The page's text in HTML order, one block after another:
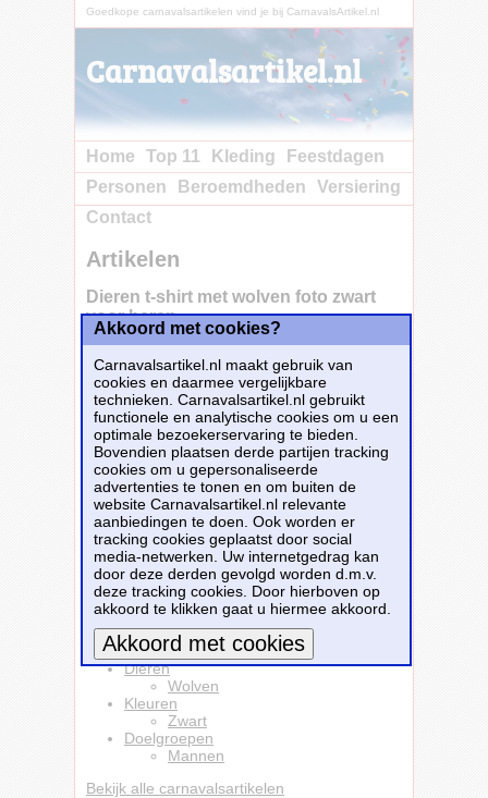
Goedkope carnavalsartikelen vind je bij CarnavalsArtikel.nl
Carnavalsartikel.nl
Home Top 11 Kleding
Feestdagen
Personen
Beroemdheden
Versiering
Contact
Artikelen
Dieren t-shirt met wolven foto zwart
voor heren
Dieren t-shirt met wolven foto zwart voor
heren. Dit shirt is bedrukt met een prachtige
foto van een wolf. Een tof t-shirt om cadeau te
geven aan een dieren liefhebber of iemand
die fan is van de wolven en de natuur.
Materiaal: 150 grams, 100% katoen.
Dit carnavalsartikelDieren t-shirt met wolven
foto zwart voor herenis te bestellen bij
Partyshopper.nlvoor€ 18,84.
Bestellen
Kleding
T-shirts
Dieren
Wolven
Kleuren
Zwart
Doelgroepen
Mannen
Bekijk alle carnavalsartikelen
Akkoord met cookies?
Carnavalsartikel.nl maakt gebruik van
cookies en daarmee vergelijkbare
technieken. Carnavalsartikel.nl gebruikt
functionele en analytische cookies om u een
optimale bezoekerservaring te bieden.
Bovendien plaatsen derde partijen tracking
cookies om u gepersonaliseerde
advertenties te tonen en om buiten de
website Carnavalsartikel.nl relevante
aanbiedingen te doen. Ook worden er
tracking cookies geplaatst door social
media-netwerken. Uw internetgedrag kan
door deze derden gevolgd worden d.m.v.
deze tracking cookies. Door hierboven op
akkoord te klikken gaat u hiermee akkoord.
Meer informatie